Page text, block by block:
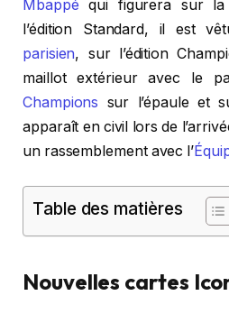
Mbappé qui figurera sur
l’édition Standard, il est
parisien, sur l’édition
maillot extérieur avec le
Champions sur l’épaule et
apparaît en civil lors de
un rassemblement avec l’
Table des matières
Nouvelles cartes